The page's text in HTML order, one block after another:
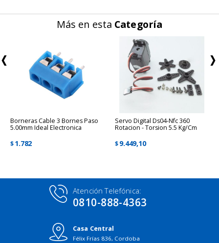
Más en esta Categoría
Borneras Cable 3 Bornes Paso
5.00mm Ideal Electronica
$1.782
Servo Digital Ds04-Nfc 360
Rotacion - Torsion 5.5 Kg/cm
$9.449,10
Atención Telefónica:
0810-888-4363
Casa Central
Félix Frías 836, Cordoba